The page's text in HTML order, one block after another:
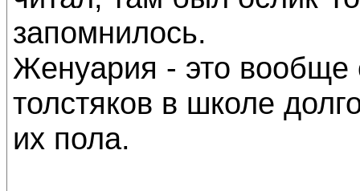
запомнилось.
Женуария - это вообще
толстяков в школе
их пола.